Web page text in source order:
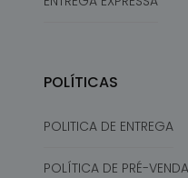
POLÍTICAS
POLITICA DE ENTREGA
POLÍTICA DE PRÉ-VENDA